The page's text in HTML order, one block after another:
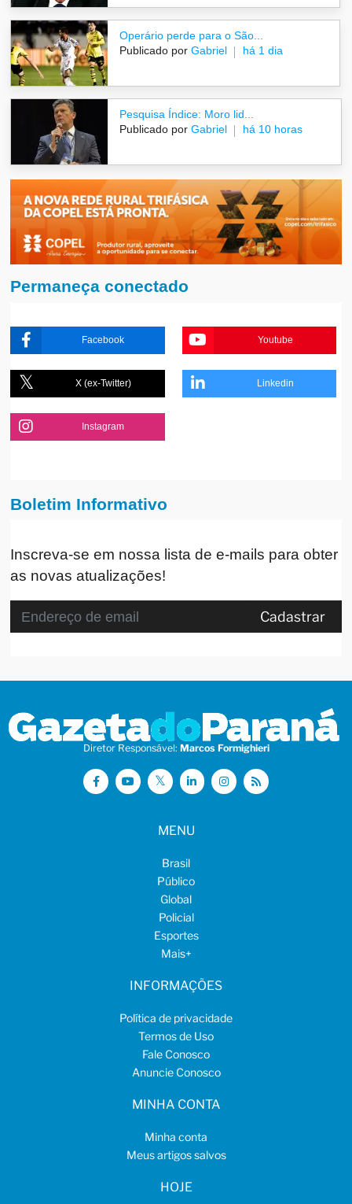
Operário perde para o São...
Publicado por Gabriel há 1 dia
Pesquisa Índice: Moro lid...
Publicado por Gabriel há 10 horas
Permaneça conectado
Facebook Youtube
X (ex-Twitter) Linkedin
Instagram
Boletim Informativo
Inscreva-se em nossa lista de e-mails para obter
as novas atualizações!
Cadastrar
Diretor Responsável: Marcos Formighieri
MENU
Brasil
Público
Global
Policial
Esportes
Mais+
INFORMAÇÕES
Política de privacidade
Termos de Uso
Fale Conosco
Anuncie Conosco
MINHA CONTA
Minha conta
Meus artigos salvos
HOJE